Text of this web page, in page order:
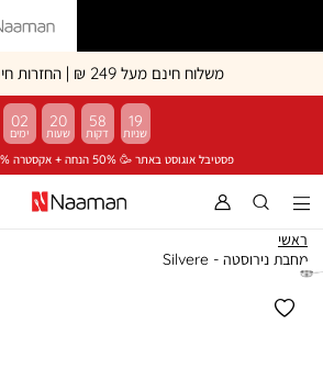
Naaman
משלוח חינם מעל 249 ₪ | החזרות חינם בסניפים
פסטיבל אוגוסט באתר 🥳 50% הנחה + אקסטרה 25% על היתרה! 🎉
02 20 58 19
ראשי
מחבת נירוסטה - Silvere